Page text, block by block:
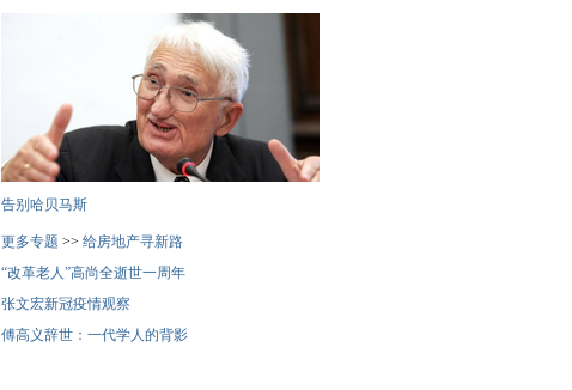
告别哈贝马斯
更多专题 >> 给房地产寻新路
“改革老人”高尚全逝世一周年
张文宏新冠疫情观察
傅高义辞世：一代学人的背影